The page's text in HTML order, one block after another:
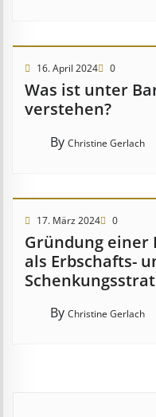
16. April 2024 0
Was ist unter
verstehen?
ByChristine Gerlach
17. März 2024 0
Gründung einer
als Erbschafts-
ByChristine Gerlach